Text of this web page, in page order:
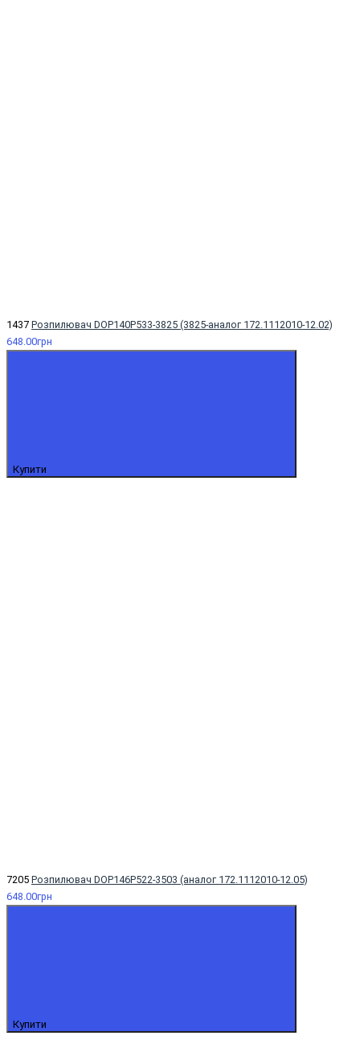
1437 Розпилювач DOP140Р533-3825 (3825-аналог 172.1112010-12.02)
648.00грн
Купити
7205 Розпилювач DOP146P522-3503 (аналог 172.1112010-12.05)
648.00грн
Купити